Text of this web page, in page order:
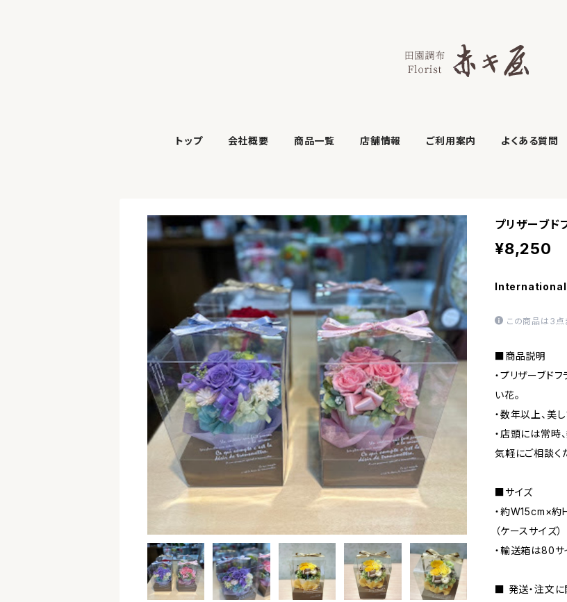
トップ 会社概要 商品一覧 店舗情報 ご利用案内 よくある質問
プリザーブド
¥8,250
この商品は3点
■商品説明
・プリザーブド
い花。
・数年以上、美
・店頭には常時
気軽にご相談く
■サイズ
・約W15cm×
（ケースサイズ）
・輸送箱は80サ
■ 発送・注文